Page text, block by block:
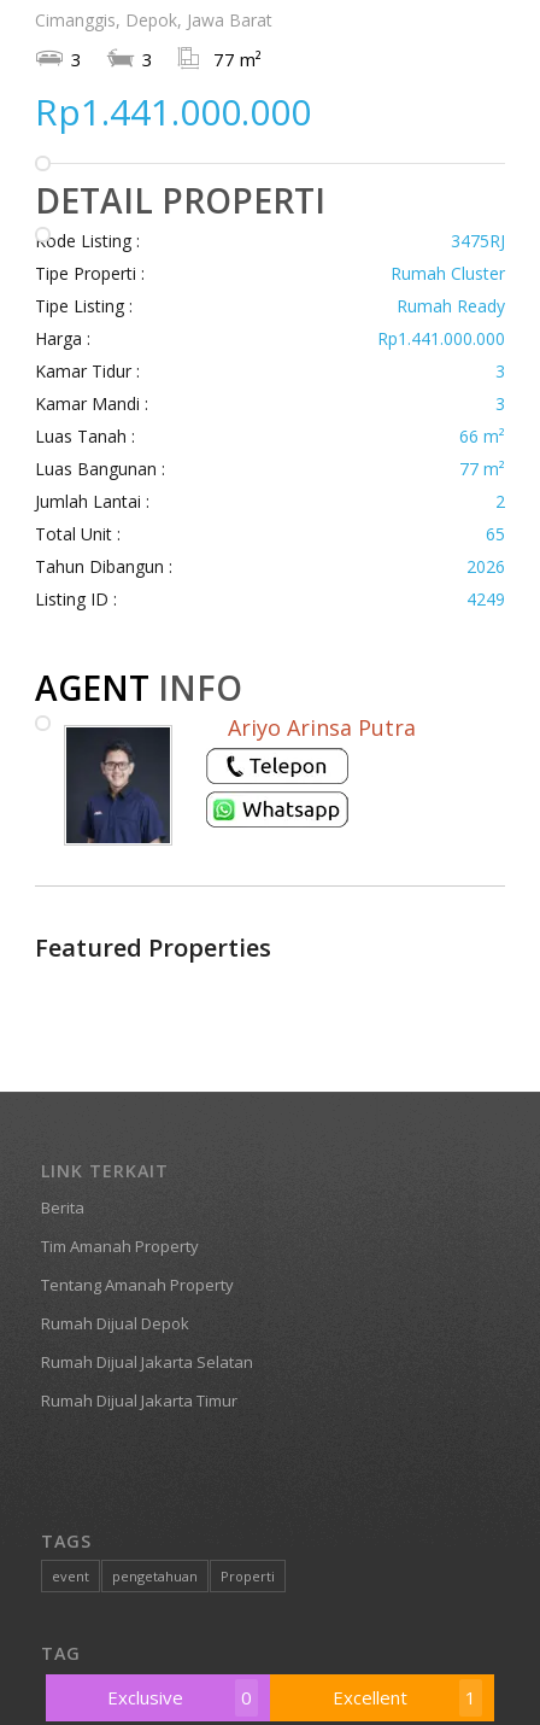
Cimanggis, Depok, Jawa Barat
3 3 77 m²
Rp1.441.000.000
DETAIL PROPERTI
Kode Listing :
3475RJ
Tipe Properti :
Rumah Cluster
Tipe Listing :
Rumah Ready
Harga :
Rp1.441.000.000
Kamar Tidur :
3
Kamar Mandi :
3
Luas Tanah :
66 m²
Luas Bangunan :
77 m²
Jumlah Lantai :
2
Total Unit :
65
Tahun Dibangun :
2026
Listing ID :
4249
AGENT INFO
Ariyo Arinsa Putra
Featured Properties
LINK TERKAIT
Berita
Tim Amanah Property
Tentang Amanah Property
Rumah Dijual Depok
Rumah Dijual Jakarta Selatan
Rumah Dijual Jakarta Timur
TAGS
event pengetahuan Properti
TAG
Exclusive 0 Excellent 1